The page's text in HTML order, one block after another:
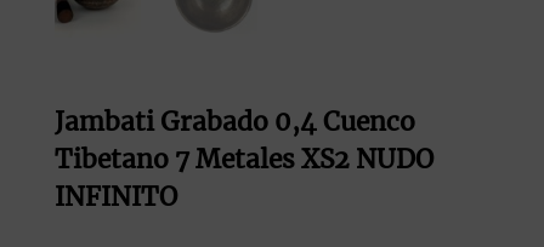
Jambati Grabado 0,4 Cuenco
Tibetano 7 Metales XS2 NUDO
INFINITO